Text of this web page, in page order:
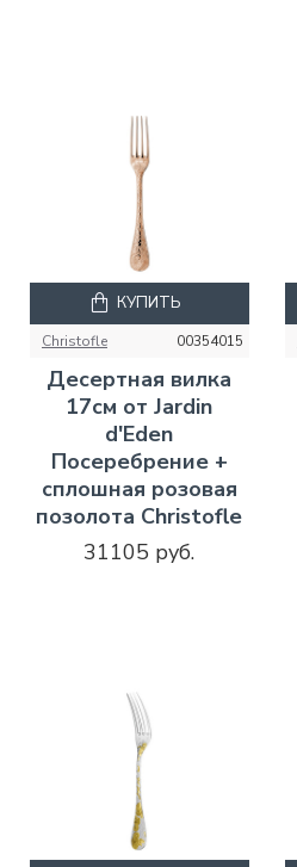
Christofle 00354015
Десертная вилка
17см от Jardin
d'Eden
Посеребрение +
сплошная розовая
позолота Christofle
31105 руб.
КУПИТЬ